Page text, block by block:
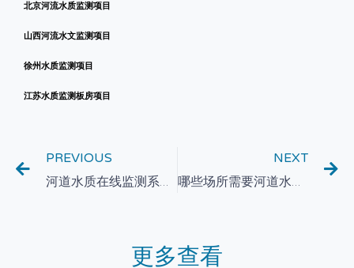
北京河流水质监测项目
山西河流水文监测项目
徐州水质监测项目
江苏水质监测板房项目
PREVIOUS
河道水质在线监测系统的介绍
NEXT
哪些场所需要河道水质在线监测
更多查看